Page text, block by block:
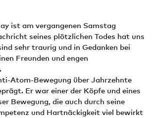
ist am vergangenen Samstag
seines plötzlichen Todes hat uns
sehr traurig und in Gedanken bei
Freunden und engen
Atom-Bewegung über Jahrzehnte
Er war einer der Köpfe und eines
Bewegung, die auch durch seine
und Hartnäckigkeit viel bewirkt